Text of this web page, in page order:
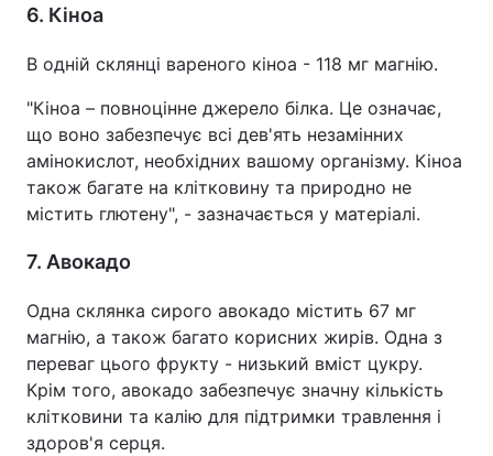
6. Кіноа
В одній склянці вареного кіноа - 118 мг магнію.
"Кіноа – повноцінне джерело білка. Це означає,
що воно забезпечує всі дев'ять незамінних
амінокислот, необхідних вашому організму. Кіноа
також багате на клітковину та природно не
містить глютену", - зазначається у матеріалі.
7. Авокадо
Одна склянка сирого авокадо містить 67 мг
магнію, а також багато корисних жирів. Одна з
переваг цього фрукту - низький вміст цукру.
Крім того, авокадо забезпечує значну кількість
клітковини та калію для підтримки травлення і
здоров'я серця.